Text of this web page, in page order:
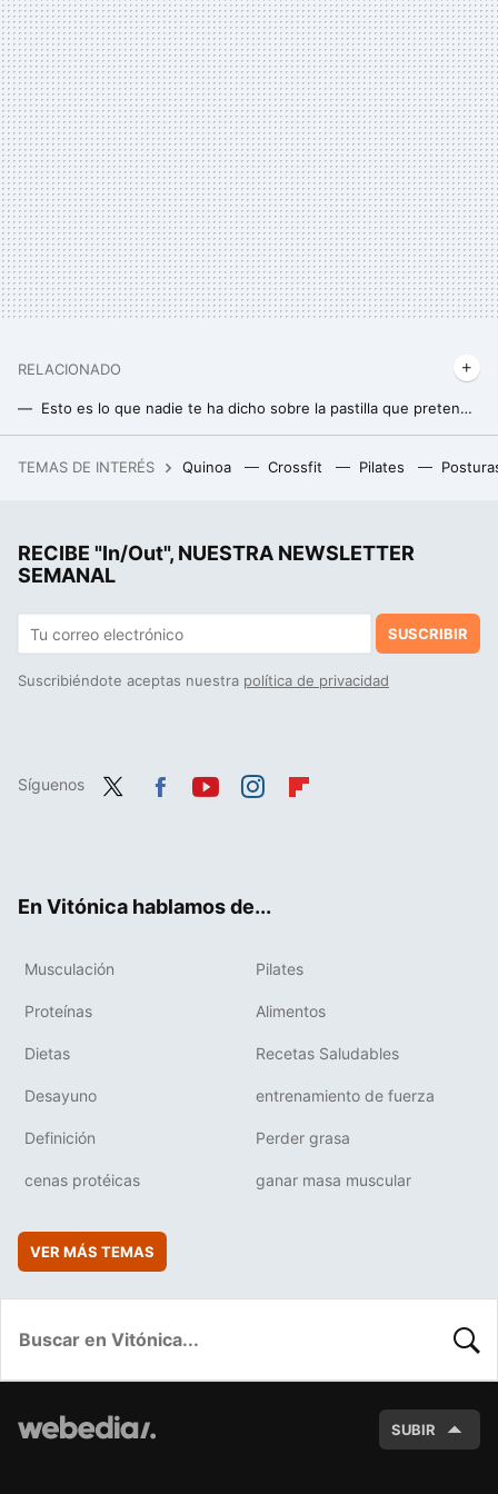
RELACIONADO
Esto es lo que nadie te ha dicho sobre la pastilla que pretende reemplazar al ejercicio
Tenemos un problema con el futuro del cemento y con el exceso de plástico. A alguien se le ha ocurrido lo más obvio
TEMAS DE INTERÉS Quinoa Crossfit Pilates
RECIBE "In/Out", NUESTRA NEWSLETTER
SEMANAL
SUSCRIBIR
Suscribiéndote aceptas nuestra política de privacidad
Síguenos
En Vitónica hablamos de...
Musculación Pilates
Proteínas Alimentos
Dietas Recetas Saludables
Desayuno entrenamiento de fuerza
Definición Perder grasa
cenas protéicas ganar masa muscular
VER MÁS TEMAS
SUBIR